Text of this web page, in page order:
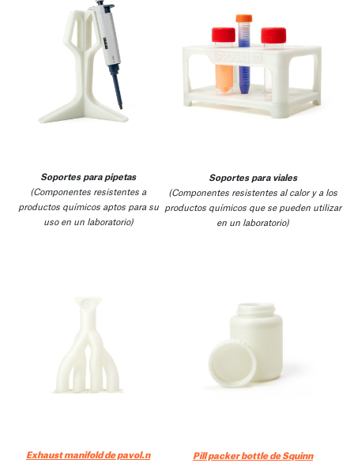
Soportes para pipetas
(Componentes resistentes a
productos químicos aptos para su
uso en un laboratorio)
Soportes para viales
(Componentes resistentes al calor y a los
productos químicos que se pueden utilizar
en un laboratorio)
Exhaust manifold de pavol.n Pill packer bottle de Squinn